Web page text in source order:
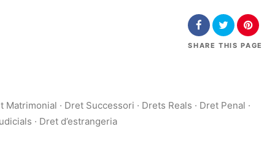
SHARE THIS PAGE
· Dret Successori · Drets Reals · Dret Penal ·
· Dret d’estrangeria